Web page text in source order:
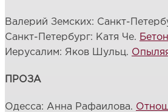
Валерий Земских: Санкт-
Санкт-Петербург: Катя Че.
Иерусалим: Яков Шульц.
ПРОЗА
Одесса: Анна Рафаилова.